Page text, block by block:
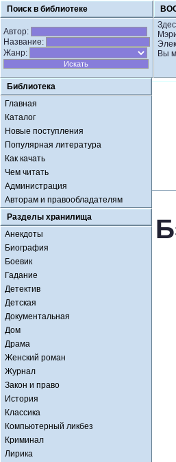
Поиск в библиотеке
Автор:
Название:
Жанр:
Вы
Библиотека
Главная
Каталог
Новые поступления
Популярная литература
Как качать
Чем читать
Администрация
Авторам и правообладателям
Разделы хранилища
Анекдоты
Биография
Боевик
Гадание
Детектив
Детская
Документальная
Дом
Драма
Женский роман
Журнал
Закон и право
История
Классика
Компьютерный ликбез
Криминал
Лирика